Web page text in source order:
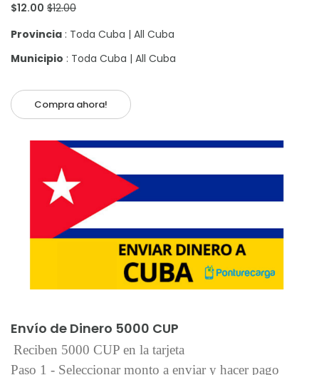
$12.00 $12.00
Provincia : Toda Cuba | All Cuba
Municipio : Toda Cuba | All Cuba
Compra ahora!
Envío de Dinero 5000 CUP
Reciben 5000 CUP en la tarjeta
Paso 1 - Seleccionar monto a enviar y hacer pago